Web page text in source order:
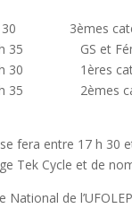
13 h 30
à 13 h 35 GS
à 15 h 30
15 h 35
fera entre 17 h 30
Tek Cycle et de
de l’UFOLEP